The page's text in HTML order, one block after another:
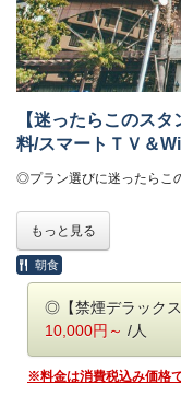
【迷ったらこのス
料/スマートＴＶ＆
◎プラン選びに迷ったらこ
【ホテルのご案内】
◎無料朝食バイキング付
◎駐車場無料（トラック
※曜日・時間帯によっ
◎全室50インチスマート
◎JR浜松駅からタクシー
もっと見る
朝食
◎【禁煙デラック
10,000円～ /人
※料金は消費税込み価格で